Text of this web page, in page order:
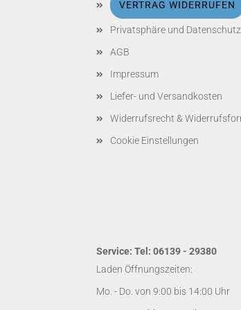
VERTRAG WIDERRUFEN
Privatsphäre und Datenschutz
AGB
Impressum
Liefer- und Versandkosten
Widerrufsrecht &
Cookie Einstellungen
Service: Tel: 06139 - 29380
Laden Öffnungszeiten:
Mo. - Do. von 9:00 bis 14:00 Uhr